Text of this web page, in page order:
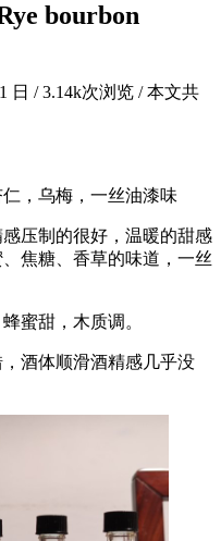
bourbon
日 /3.14k次浏览 /本文共
，乌梅，一丝油漆味
压制的很好，温暖的甜感
焦糖、香草的味道，一丝
蜜甜，木质调。
酒体顺滑酒精感几乎没